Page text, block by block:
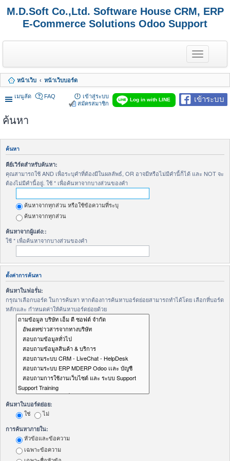
M.D.Soft Co.,Ltd. Software House CRM, ERP
E-Commerce Solutions Odoo Support
T
o
g
l
e
n
a
a
i
หน้าเว็บ หน้าเว็บบอร์ด
เมนูลัด เข้าระบบ
Log in with LINE
FAQ
เข้าสู่ระบบ
สมัครสมาชิก
ค้นหา
ค้นหา
คีย์เวิร์ดสำหรับค้นหา:
คุณสามารถใช้ AND เพื่อระบุคำที่ต้องมีในผลลัพธ์, OR อาจมีหรือไม่มีคำนี้ก็ได้ และ NOT จะ
ต้องไม่มีคำนี้อยู่. ใช้ * เพื่อค้นหาจากบางส่วนของคำ
ค้นหาจากทุกส่วน หรือใช้ข้อความที่ระบุ
ค้นหาจากทุกส่วน
ค้นหาจากผู้แต่ง::
ใช้ * เพื่อค้นหาจากบางส่วนของคำ
ตั้งค่าการค้นหา
ค้นหาในฟอรั่ม:
กรุณาเลือกบอร์ด ในการค้นหา หากต้องการค้นหาบอร์ดย่อยสามารถทำได้โดย เลือกที่บอร์ด
หลักและ กำหนดค่าให้ค้นหาบอร์ดย่อยด้วย
ค้นหาในบอร์ดย่อย:
ใช่ ไม่
การค้นหาภายใน:
หัวข้อและข้อความ
เฉพาะข้อความ